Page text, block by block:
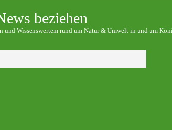
beziehen
Wissenswertem rund um Natur & Umwelt in und um